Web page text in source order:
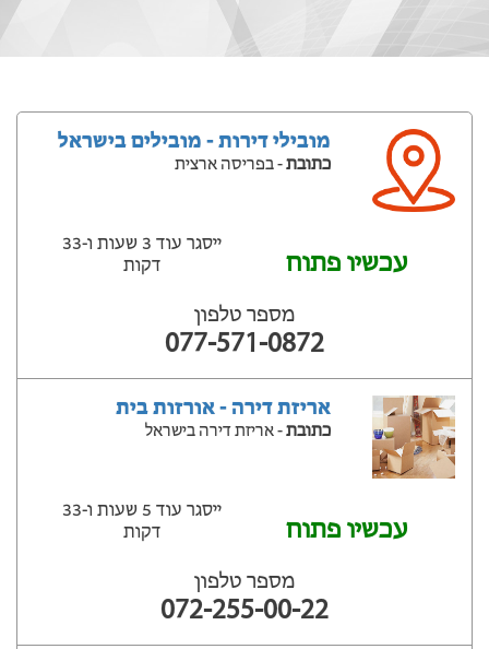
מובילי דירות - מובילים בישראל
כתובת- בפריסה ארצית
עכשיו פתוח
ייסגר עוד 3 שעות ‫ו-33
דקות
מספר טלפון
077-571-0872
אריזת דירה - אורזות בית
כתובת- אריזת דירה בישראל
עכשיו פתוח
ייסגר עוד 5 שעות ‫ו-33
דקות
מספר טלפון
072-255-00-22